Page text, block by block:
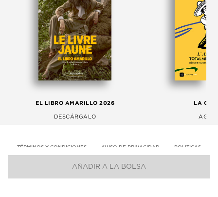
AÑADIR A LA BOLSA
EL LIBRO AMARILLO 2026
DESCÁRGALO
LA
TÉRMINOS Y CONDICIONES AVISO DE PRIVACIDAD POLITICAS